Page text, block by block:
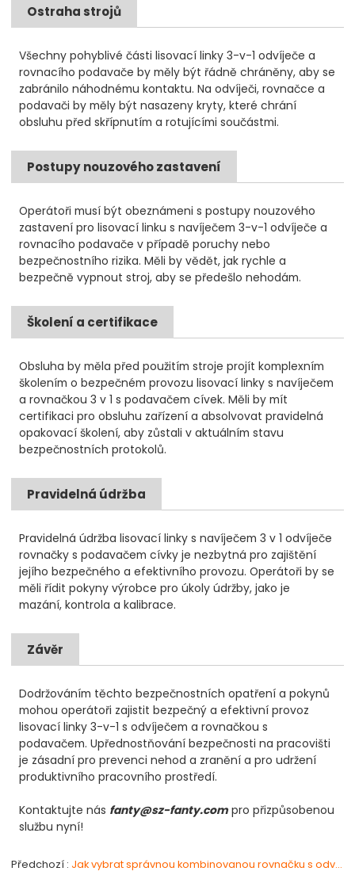
Ostraha strojů
Všechny pohyblivé části lisovací linky 3-v-1 odvíječe a
rovnacího podavače by měly být řádně chráněny, aby se
zabránilo náhodnému kontaktu. Na odvíječi, rovnačce a
podavači by měly být nasazeny kryty, které chrání
obsluhu před skřípnutím a rotujícími součástmi.
Postupy nouzového zastavení
Operátoři musí být obeznámeni s postupy nouzového
zastavení pro lisovací linku s navíječem 3-v-1 odvíječe a
rovnacího podavače v případě poruchy nebo
bezpečnostního rizika. Měli by vědět, jak rychle a
bezpečně vypnout stroj, aby se předešlo nehodám.
Školení a certifikace
Obsluha by měla před použitím stroje projít komplexním
školením o bezpečném provozu lisovací linky s navíječem
a rovnačkou 3 v 1 s podavačem cívek. Měli by mít
certifikaci pro obsluhu zařízení a absolvovat pravidelná
opakovací školení, aby zůstali v aktuálním stavu
bezpečnostních protokolů.
Pravidelná údržba
Pravidelná údržba lisovací linky s navíječem 3 v 1 odvíječe
rovnačky s podavačem cívky je nezbytná pro zajištění
jejího bezpečného a efektivního provozu. Operátoři by se
měli řídit pokyny výrobce pro úkoly údržby, jako je
mazání, kontrola a kalibrace.
Závěr
Dodržováním těchto bezpečnostních opatření a pokynů
mohou operátoři zajistit bezpečný a efektivní provoz
lisovací linky 3-v-1 s odvíječem a rovnačkou s
podavačem. Upřednostňování bezpečnosti na pracovišti
je zásadní pro prevenci nehod a zranění a pro udržení
produktivního pracovního prostředí.
Kontaktujte nás fanty@sz-fanty.compro přizpůsobenou
službu nyní!
Předchozí
Jak vybrat správnou kombinovanou rovnačku s odvíječem pro lisovací linku?